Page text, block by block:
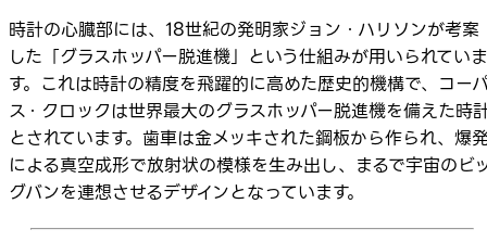
時計の心臓部には、18世紀の発明家ジョン・ハリソンが考案
した「グラスホッパー脱進機」という仕組みが用いられていま
す。これは時計の精度を飛躍的に高めた歴史的機構で、コー
ス・クロックは世界最大のグラスホッパー脱進機を備えた時
とされています。歯車は金メッキされた鋼板から作られ、爆
による真空成形で放射状の模様を生み出し、まるで宇宙のビ
グバンを連想させるデザインとなっています。